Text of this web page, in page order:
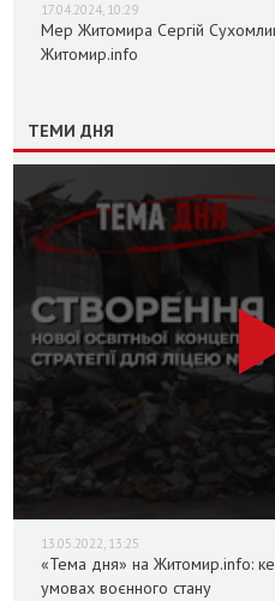
17.04.2024, 10:29
Мер Житомира Сергій
Житомир.info
ТЕМИ ДНЯ
13.05.2022, 13:25
«Тема дня» на Житомир.info:
умовах воєнного стану